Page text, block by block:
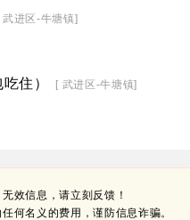
武进区-牛塘镇]
住）
[ 武进区-牛塘镇]
效信息，请立刻反馈！
何名义的费用，谨防信息诈骗。